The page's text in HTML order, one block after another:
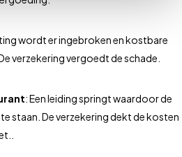
wordt er ingebroken en kostbare
verzekering vergoedt de schade.
: Een leiding springt waardoor de
staan. De verzekering dekt de kosten